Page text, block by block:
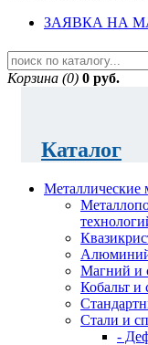
ЗАЯВКА НА
Корзина (0) 0 руб.
Каталог
Металлические
Алюминий
Магний и
Кобальт и
Стали и
-